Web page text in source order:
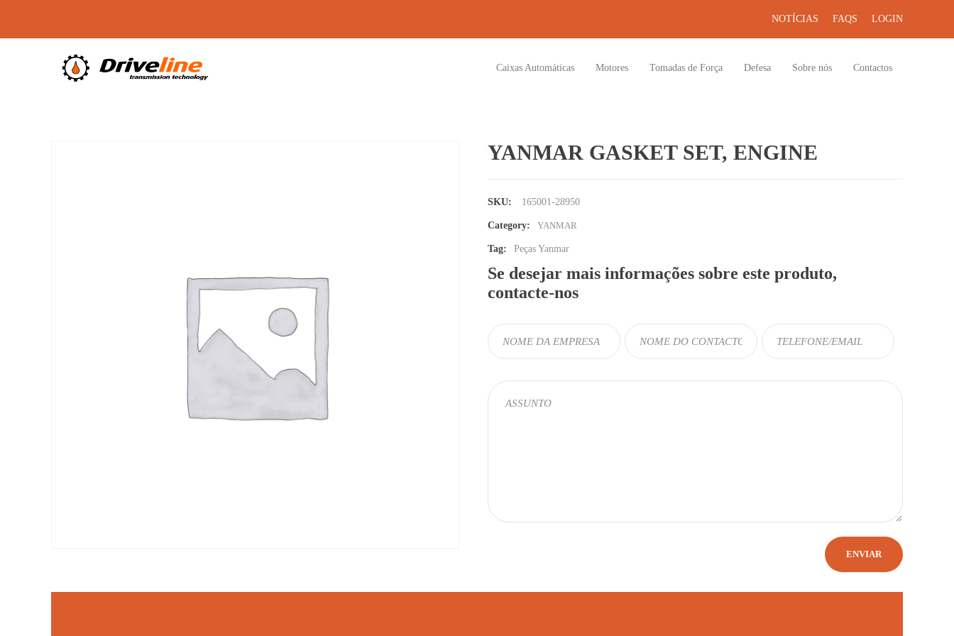
NOTÍCIAS FAQS LOGIN
Caixas Automáticas Motores Tomadas de Força Defesa Sobre nós Contactos
YANMAR GASKET SET, ENGINE
SKU: 165001-28950
Category: YANMAR
Tag: Peças Yanmar
Se desejar mais informações sobre este produto,
contacte-nos